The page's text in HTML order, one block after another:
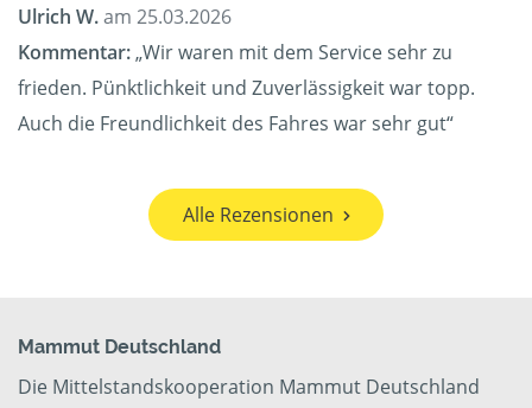
Ulrich W.am 25.03.2026
Kommentar:„Wir waren mit dem Service sehr zu
frieden. Pünktlichkeit und Zuverlässigkeit war topp.
Auch die Freundlichkeit des Fahres war sehr gut“
Alle Rezensionen
Mammut Deutschland
Die Mittelstandskooperation Mammut Deutschland